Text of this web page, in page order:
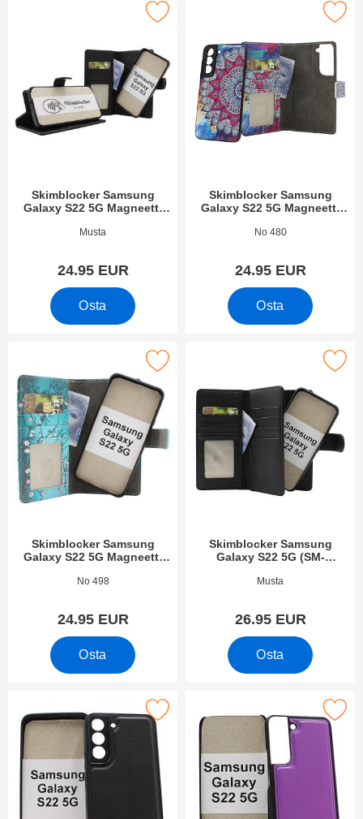
Skimblocker Samsung
Galaxy S22 5G Magneetti
Tuote.nro 52056
Musta
24.95 EUR
Osta
Samsung Galaxy S22 5G Magneetti Puhelimen Kuoret
Skimblocker Samsung
Galaxy S22 5G Magneetti
Tuote.nro 43323
No 480
24.95 EUR
Osta
Merkitse skimblocker Samsung Galaxy S22 5G
Skimblocker Samsung
Galaxy S22 5G Magneetti
Tuote.nro 43322
No 498
24.95 EUR
Osta
Samsung Galaxy S22 5G Magneetti Puhelimen Kuoret
Skimblocker Samsung
Galaxy S22 5G (SM-
Puhelimen Kuoret
Tuote.nro 53311
Musta
26.95 EUR
Osta
Merkitse skimblocker Samsung Galaxy S22 5G (SM-
Samsung Galaxy S22 5G (SM-S901B/DS)
Merkitse magneettikuori Samsung Galaxy